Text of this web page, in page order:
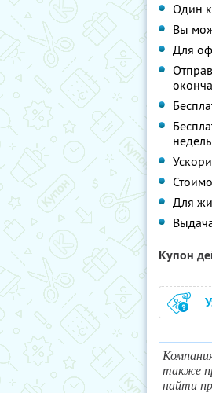
Один
Вы
Для
Для
Купон
также
найти